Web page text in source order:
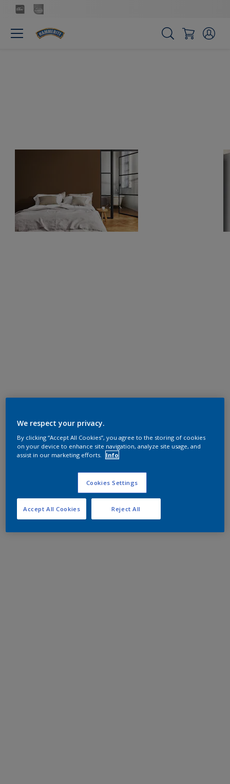
We respect your privacy.
By clicking “Accept All Cookies”, you agree to the storing of cookies
on your device to enhance site navigation, analyze site usage, and
assist in our marketing efforts.
Info
Cookies Settings
Reject All
Accept All Cookies